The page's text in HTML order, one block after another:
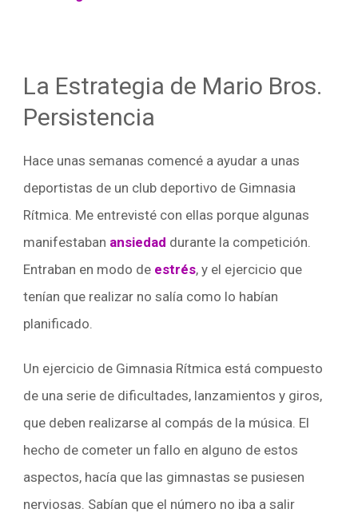
La Estrategia de Mario Bros.
Persistencia
Hace unas semanas comencé a ayudar a unas
deportistas de un club deportivo de Gimnasia
Rítmica. Me entrevisté con ellas porque algunas
manifestaban ansiedad durante la competición.
Entraban en modo de estrés, y el ejercicio que
tenían que realizar no salía como lo habían
planificado.
Un ejercicio de Gimnasia Rítmica está compuesto
de una serie de dificultades, lanzamientos y giros,
que deben realizarse al compás de la música. El
hecho de cometer un fallo en alguno de estos
aspectos, hacía que las gimnastas se pusiesen
nerviosas. Sabían que el número no iba a salir